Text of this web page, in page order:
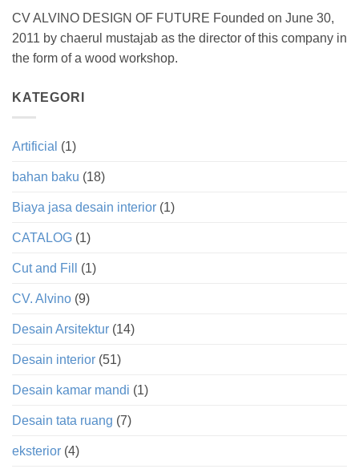
CV ALVINO DESIGN OF FUTURE Founded on June 30,
2011 by chaerul mustajab as the director of this company in
the form of a wood workshop.
KATEGORI
Artificial (1)
bahan baku (18)
Biaya jasa desain interior (1)
CATALOG (1)
Cut and Fill (1)
CV. Alvino (9)
Desain Arsitektur (14)
Desain interior (51)
Desain kamar mandi (1)
Desain tata ruang (7)
eksterior (4)